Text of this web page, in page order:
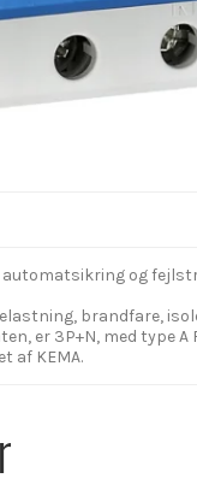
automatsikring og
brandfare,
er 3P+N, med type A
af KEMA.